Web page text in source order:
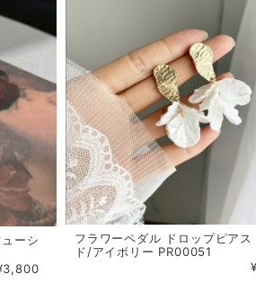
ーシ
フラワーペダル ドロップピアス
ド/アイボリー PR00051